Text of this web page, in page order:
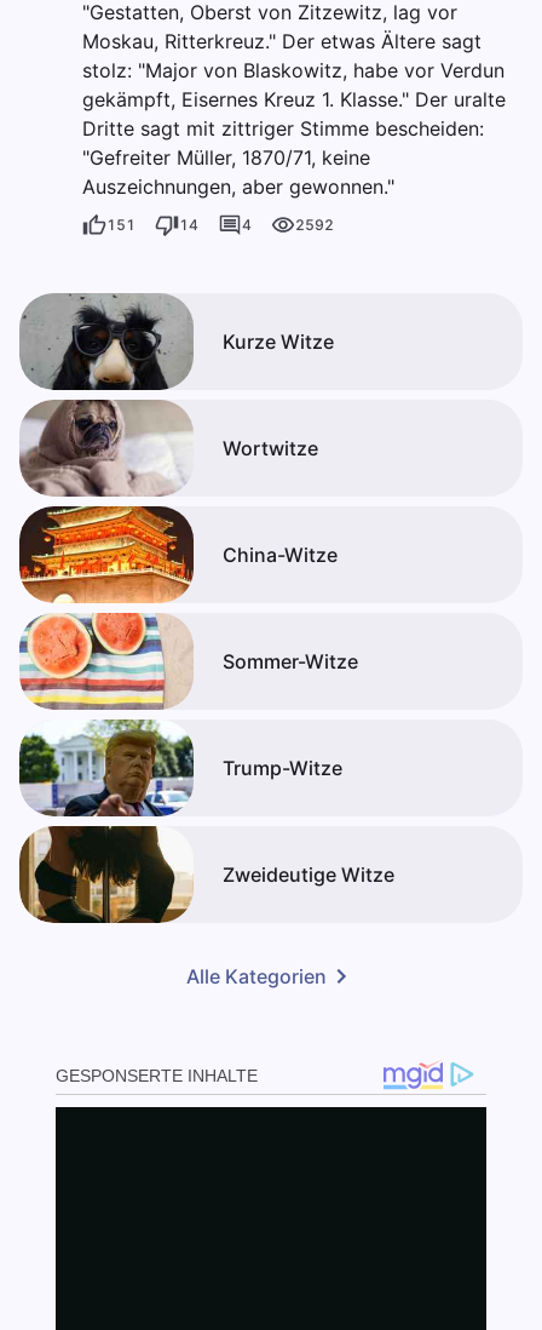
"Gestatten, Oberst von Zitzewitz, lag vor
Moskau, Ritterkreuz." Der etwas Ältere sagt
stolz: "Major von Blaskowitz, habe vor Verdun
gekämpft, Eisernes Kreuz 1. Klasse." Der uralte
Dritte sagt mit zittriger Stimme bescheiden:
"Gefreiter Müller, 1870/71, keine
Auszeichnungen, aber gewonnen."
151 14 4 2592
Kurze Witze
Wortwitze
China-Witze
Sommer-Witze
Trump-Witze
Zweideutige Witze
Alle Kategorien